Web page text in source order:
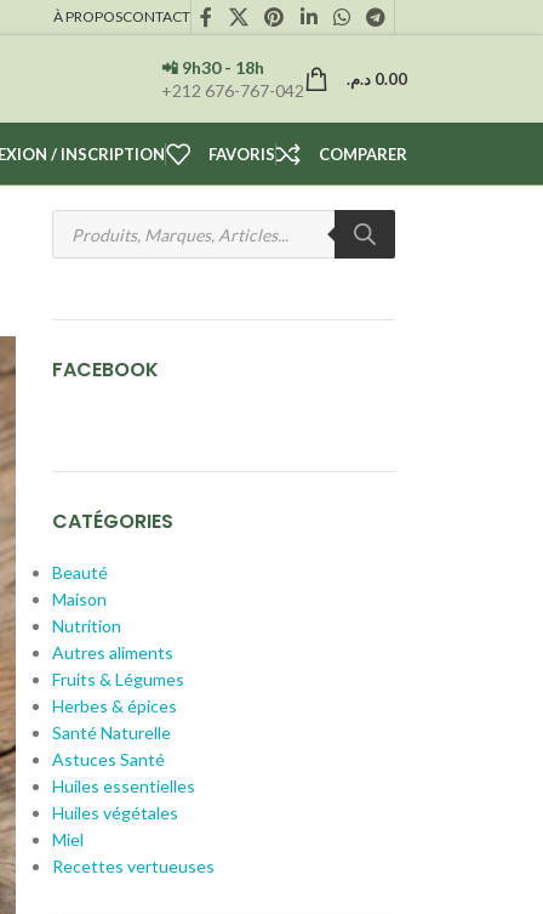
À PROPOSCONTACT
📲 9h30 - 18h
+212 676-767-042
0.00 د.م.
/ INSCRIPTION FAVORIS COMPARER
FACEBOOK
CATÉGORIES
Beauté
Maison
Nutrition
Autres aliments
Fruits & Légumes
Herbes & épices
Santé Naturelle
Astuces Santé
Huiles essentielles
Huiles végétales
Miel
Recettes vertueuses